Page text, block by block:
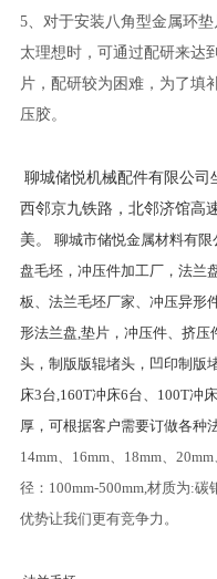
5、对于安装八角型金属环
太理想时，可通过配研来达
片，配研较为困难，为了填
压胶。
聊城储悦机械配件有限公
西邻京九铁路，北邻济馆高
美。
聊城市储悦金属材料有
盘毛坯，冲压件加工厂，法兰
板、法兰毛坯厂家、冲压异形
形法兰盘,垫片，冲压件、挤
头，制版版辊堵头，凹印制版
床3台,160T冲床6台、100T冲
厚，可根据客户需要订做各种
14mm、16mm、18mm、
径：100mm-500mm,材质为:碳
优势让我们更有竞争力。